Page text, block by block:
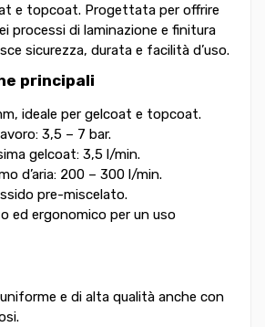
e topcoat. Progettata per offrire
processi di laminazione e finitura
sicurezza, durata e facilità d’uso.
principali
ideale per gelcoat e topcoat.
3,5 – 7 bar.
gelcoat: 3,5 l/min.
d’aria: 200 – 300 l/min.
pre-miscelato.
ed ergonomico per un uso
e di alta qualità anche con